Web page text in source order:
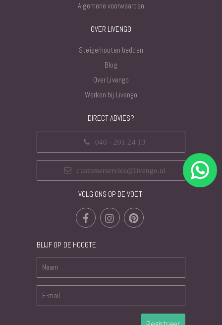
Algemene voorwaarden
OVER LIVENGO
Steigerhouten bedden
Blog
Over Livengo
Werken bij Livengo
DIRECT ADVIES?
040 - 201 24 13
customerservice@livengo.nl
VOLG ONS OP DE VOET!
BLIJF OP DE HOOGTE